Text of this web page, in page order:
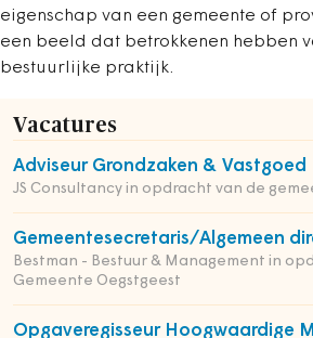
eigenschap van een gemeente of
een beeld dat betrokkenen ­hebben
bestuurlijke praktijk.
Vacatures
Adviseur Grondzaken & Vastgoed
JS Consultancy in opdracht van de
Gemeentesecretaris/Algemeen
Bestman - Bestuur & Management in
Gemeente Oegstgeest
Opgaveregisseur Hoogwaardige